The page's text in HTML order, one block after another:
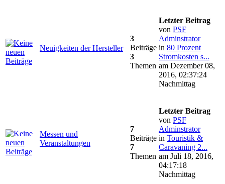
Neuigkeiten der Hersteller
3
Beiträge
3
Themen
Letzter Beitrag
von PSF
Adminstrator
in 80 Prozent
Stromkosten s...
am Dezember 08,
2016, 02:37:24
Nachmittag
Messen und
Veranstaltungen
7
Beiträge
7
Themen
Letzter Beitrag
von PSF
Adminstrator
in Touristik &
Caravaning 2...
am Juli 18, 2016,
04:17:18
Nachmittag